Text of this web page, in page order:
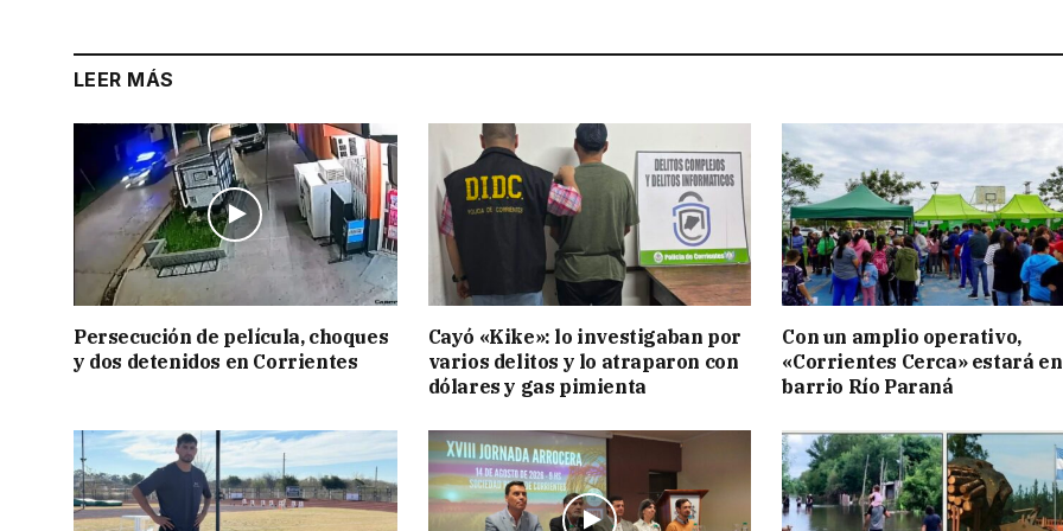
LEER MÁS
Persecución de película, choques
y dos detenidos en Corrientes
Cayó «Kike»: lo investigaban por
varios delitos y lo atraparon con
dólares y gas pimienta
Con un amplio operativo,
«Corrientes Cerca» estará
barrio Río Paraná